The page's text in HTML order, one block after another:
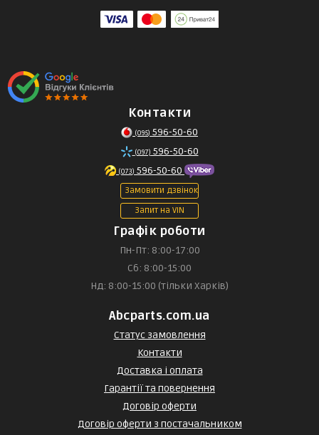
Контакти
(095) 596-50-60
(097) 596-50-60
(073) 596-50-60
Замовити дзвінок
Запит на VIN
Графік роботи
Пн-Пт: 8:00-17:00
Сб: 8:00-15:00
Нд: 8:00-15:00 (тільки Харків)
Abcparts.com.ua
Статус замовлення
Контакти
Доставка і оплата
Гарантії та повернення
Договір оферти
Договір оферти з постачальником